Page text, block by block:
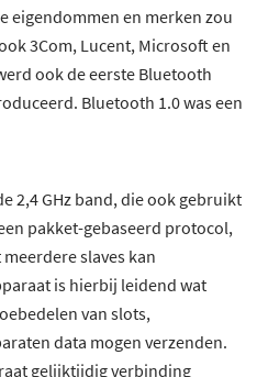
eigendommen en merken zou
3Com, Lucent, Microsoft en
ook de eerste Bluetooth
Bluetooth 1.0 was een
2,4 GHz band, die ook gebruikt
pakket-gebaseerd protocol,
slaves kan
is hierbij leidend wat
van slots,
data mogen verzenden.
gelijktijdig verbinding